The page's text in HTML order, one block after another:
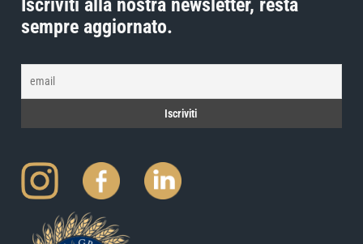
Iscriviti alla nostra newsletter, resta
sempre aggiornato.